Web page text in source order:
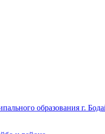
образования г.